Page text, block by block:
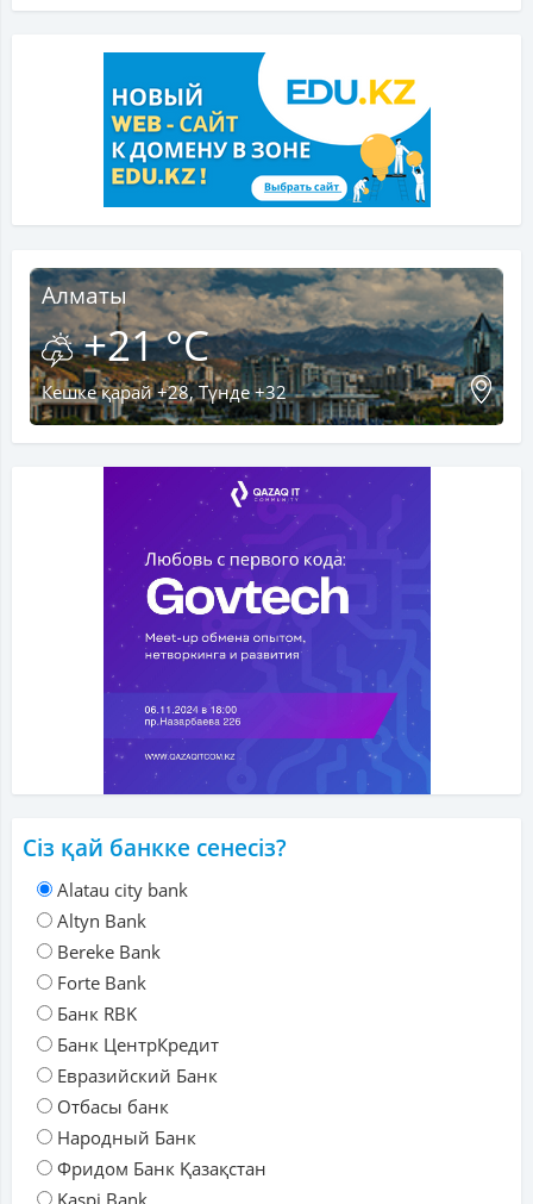
Алматы
+21 °C
Кешке қарай +28, Түнде +32
Сіз қай банкке сенесіз?
Alatau city bank
Altyn Bank
Bereke Bank
Forte Bank
Банк RBK
Банк ЦентрКредит
Евразийский Банк
Отбасы банк
Народный Банк
Фридом Банк Қазақстан